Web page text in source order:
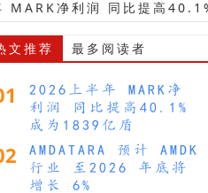
同比提高40.1%成为1839
文推荐 最多阅读者
2026上半年 MARK净
利润 同比提高40.1%
成为1839亿盾
AMDATARA 预计 AMDK
行业 至2026 年底将
增长 6%